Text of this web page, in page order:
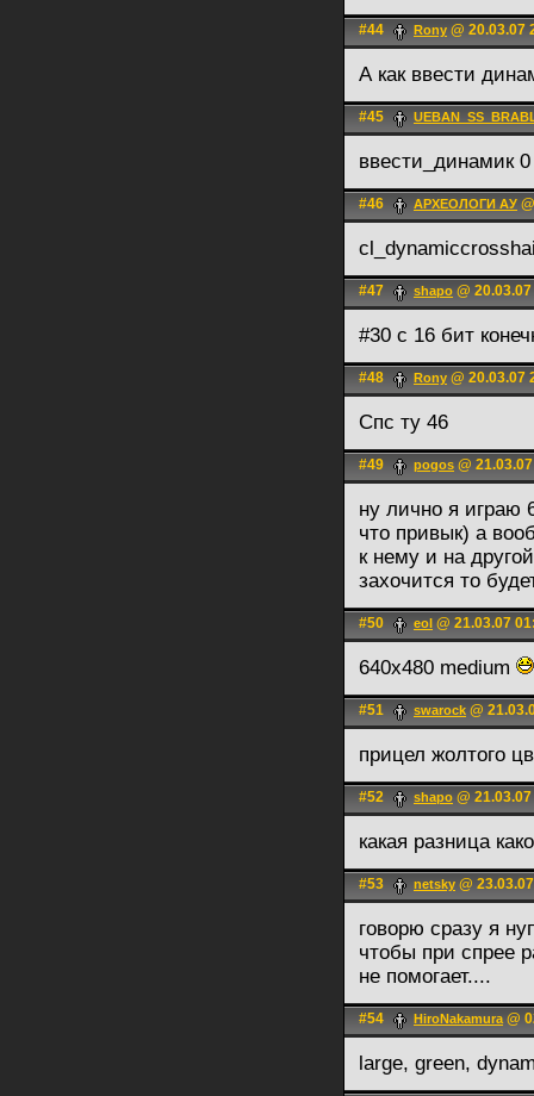
#44 Rony @ 20.03.07
А как ввести
#45
ввести_динамик 0
#46 АРХЕОЛОГИ АУ
#47 shapo @
#30 с 16 бит
#48 Rony @ 20.03.07
Спс ту 46
#49 pogos @
ну лично я играю
что привык) а
к нему и на
захочится то
#50 eol @ 21.03.07
640x480 medium
#51 swarock @
прицел жолтого
#52 shapo @
какая разница
#53 netsky @
говорю сразу я
чтобы при спрее
не помогает....
#54 HiroNakamura@
large, green,